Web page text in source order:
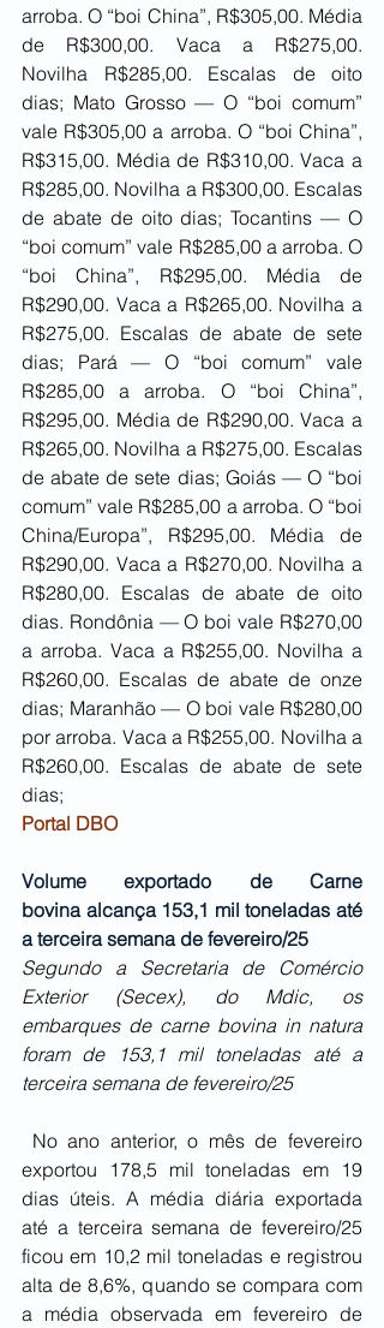
arroba. O “boi China”, R$305,00. Média
de R$300,00. Vaca a R$275,00.
Novilha R$285,00. Escalas de oito
dias; Mato Grosso — O “boi comum”
vale R$305,00 a arroba. O “boi China”,
R$315,00. Média de R$310,00. Vaca a
R$285,00. Novilha a R$300,00. Escalas
de abate de oito dias; Tocantins — O
“boi comum” vale R$285,00 a arroba. O
“boi China”, R$295,00. Média de
R$290,00. Vaca a R$265,00. Novilha a
R$275,00. Escalas de abate de sete
dias; Pará — O “boi comum” vale
R$285,00 a arroba. O “boi China”,
R$295,00. Média de R$290,00. Vaca a
R$265,00. Novilha a R$275,00. Escalas
de abate de sete dias; Goiás — O “boi
comum” vale R$285,00 a arroba. O “boi
China/Europa”, R$295,00. Média de
R$290,00. Vaca a R$270,00. Novilha a
R$280,00. Escalas de abate de oito
dias. Rondônia — O boi vale R$270,00
a arroba. Vaca a R$255,00. Novilha a
R$260,00. Escalas de abate de onze
dias; Maranhão — O boi vale R$280,00
por arroba. Vaca a R$255,00. Novilha a
R$260,00. Escalas de abate de sete
dias;
Portal DBO
Volume exportado de Carne
bovina alcança 153,1 mil toneladas até
a terceira semana de fevereiro/25
Segundo a Secretaria de Comércio
Exterior (Secex), do Mdic, os
embarques de carne bovina in natura
foram de 153,1 mil toneladas até a
terceira semana de fevereiro/25
No ano anterior, o mês de fevereiro
exportou 178,5 mil toneladas em 19
dias úteis. A média diária exportada
até a terceira semana de fevereiro/25
ficou em 10,2 mil toneladas e registrou
alta de 8,6%, quando se compara com
a média observada em fevereiro de